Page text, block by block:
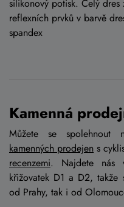
silikonový potisk. Celý
reflexních prvků v barvě
spandex
Kamenná
Můžete se
kamenných prodejen s
recenzemi. Najdete nás
křižovatek D1 a D2,
od Prahy, tak i od